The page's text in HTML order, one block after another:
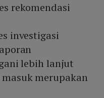
rekomendasi
investigasi
lebih lanjut
merupakan